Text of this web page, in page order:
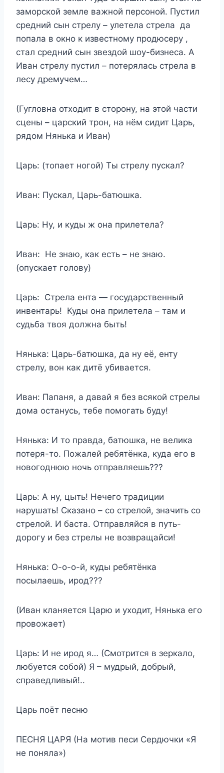
заморской земле важной персоной. Пустил
средний сын стрелу – улетела стрела да
попала в окно к известному продюсеру ,
стал средний сын звездой шоу-бизнеса. А
Иван стрелу пустил – потерялась стрела в
лесу дремучем…
(Гугловна отходит в сторону, на этой части
сцены – царский трон, на нём сидит Царь,
рядом Нянька и Иван)
Царь: (топает ногой) Ты стрелу пускал?
Иван: Пускал, Царь-батюшка.
Царь: Ну, и куды ж она прилетела?
Иван: Не знаю, как есть – не знаю.
(опускает голову)
Царь: Стрела ента — государственный
инвентарь! Куды она прилетела – там и
судьба твоя должна быть!
Нянька: Царь-батюшка, да ну её, енту
стрелу, вон как дитё убивается.
Иван: Папаня, а давай я без всякой стрелы
дома останусь, тебе помогать буду!
Нянька: И то правда, батюшка, не велика
потеря-то. Пожалей ребятёнка, куда его в
новогоднюю ночь отправляешь???
Царь: А ну, цыть! Нечего традиции
нарушать! Сказано – со стрелой, значить со
стрелой. И баста. Отправляйся в путь-
дорогу и без стрелы не возвращайси!
Нянька: О-о-о-й, куды ребятёнка
посылаешь, ирод???
(Иван кланяется Царю и уходит, Нянька его
провожает)
Царь: И не ирод я… (Смотрится в зеркало,
любуется собой) Я – мудрый, добрый,
справедливый!..
Царь поёт песню
ПЕСНЯ ЦАРЯ (На мотив песи Сердючки «Я
не поняла»)